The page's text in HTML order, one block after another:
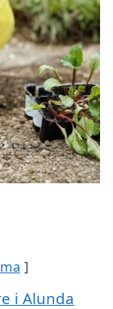
i Alunda